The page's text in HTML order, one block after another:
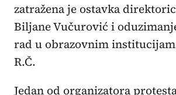
zatražena je ostavka
Biljane Vučurović i
rad u obrazovnim
R.Č.
Jedan od organizatora